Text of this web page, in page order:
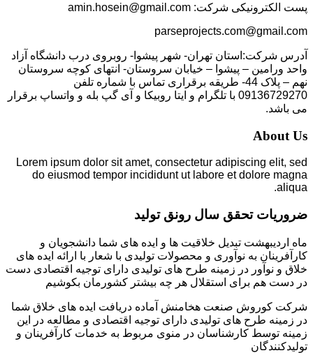
پست الکترونیکی شرکت: amin.hosein@gmail.com
parseprojects.com@gmail.com
آدرس شرکت:استان تهران- شهر پیشوا- روبروی درب دانشگاه آزاد
واحد ورامین – پیشوا – خیابان سروستان- انتهای کوچه سروستان
نهم – پلاک 44- طریقه برقراری تماس با شماره تلفن
09136729270 با تلگرام و ایتا روبیکا و آی گپ بله و واتساپ برقرار
می باشد.
About Us
Lorem ipsum dolor sit amet, consectetur adipiscing elit, sed
do eiusmod tempor incididunt ut labore et dolore magna
aliqua.
ضروریات تحقق سال رونق تولید
ماه اردیبهشت تبدیل خلاقیت ها و ایده های شما دانشجویان و
کارآفرینان به نوآوری و محصولات تولیدی با شعار با ارائه ایده های
خلاق و نوآور در زمینه طرح های تولیدی دارای توجیه اقتصادی دست
در دست هم برای استقلال هر چه بیشتر کشورمان بکوشیم
شرکت کوروش صنعت هخامنش آماده دریافت ایده های خلاق شما
در زمینه طرح های تولیدی دارای توجیه اقتصادی و مطالعه در این
زمینه توسط کارشناسان در منوی مربوط به خدمات کارآفرینان و
تولیدکنندگان